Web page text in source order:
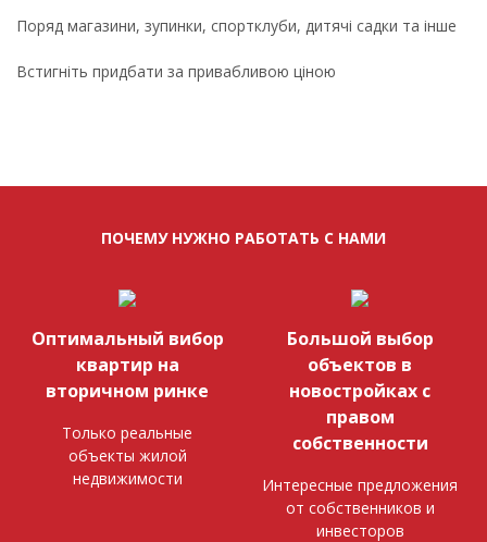
Поряд магазини, зупинки, спортклуби, дитячі садки та інше
Встигніть придбати за привабливою ціною
ПОЧЕМУ НУЖНО РАБОТАТЬ С НАМИ
Оптимальный вибор
квартир на
вторичном ринке
Только реальные
объекты жилой
недвижимости
Большой выбор
объектов в
новостройках с
правом
собственности
Интересные предложения
от собственников и
инвесторов